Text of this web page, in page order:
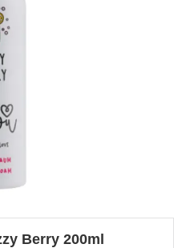
Berry 200ml